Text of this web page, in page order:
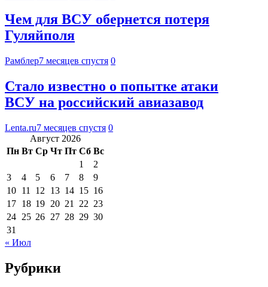
Чем для ВСУ обернется потеря
Гуляйполя
Рамблер7 месяцев спустя 0
Стало известно о попытке атаки
ВСУ на российский авиазавод
Lenta.ru7 месяцев спустя 0
Август 2026
Пн Вт Ср Чт Пт Сб Вс
1
2
3
4 5 6 7 8
9
10 11 12 13 14 15 16
17 18 19 20 21 22 23
24 25 26 27 28 29 30
31
« Июл
Рубрики